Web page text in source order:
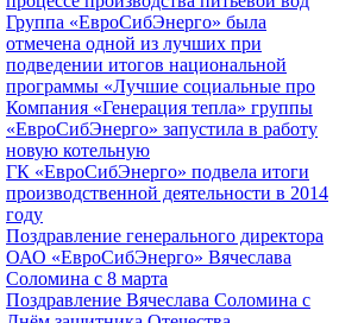
Группа «ЕвроСибЭнерго» была
отмечена одной из лучших при
подведении итогов национальной
программы «Лучшие социальные про
Компания «Генерация тепла» группы
«ЕвроСибЭнерго» запустила в работу
новую котельную
ГК «ЕвроСибЭнерго» подвела итоги
производственной деятельности в 2014
году
Поздравление генерального директора
ОАО «ЕвроСибЭнерго» Вячеслава
Соломина с 8 марта
Поздравление Вячеслава Соломина с